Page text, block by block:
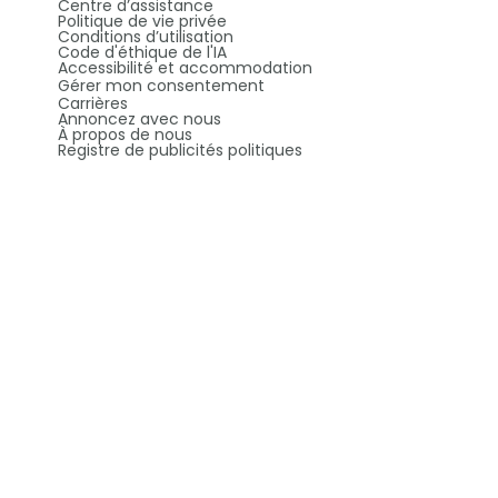
Centre d’assistance
Politique de vie privée
Conditions d’utilisation
Code d'éthique de l'IA
Accessibilité et accommodation
Gérer mon consentement
Carrières
Annoncez avec nous
À propos de nous
Registre de publicités politiques